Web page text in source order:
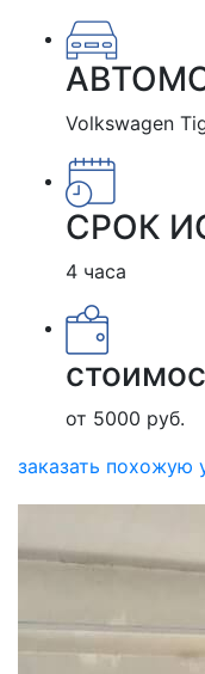
Volkswagen
СРОК
4 часа
от 5000 руб.
заказать похожую